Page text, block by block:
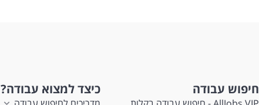
חיפוש עבודה כיצד למצוא עבודה?